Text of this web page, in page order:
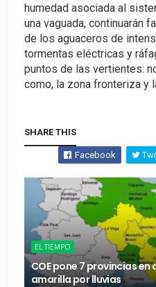
humedad asociada al
una vaguada, continuarán
de los aguaceros de
tormentas eléctricas y
puntos de las vertientes:
como, la zona fronteriza y
SHARE THIS
Facebook
EL TIEMPO
COE pone 7 provincias en
amarilla por lluvias